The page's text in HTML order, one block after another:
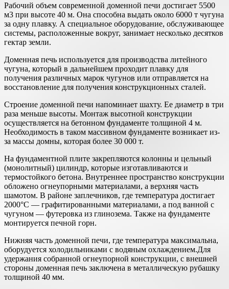
Рабочий объем современной доменной печи достигает 5500
м3 при высоте 40 м. Она способна выдать около 6000 т чугуна
за одну плавку. А специальное оборудование, обслуживающее
системы, расположенные вокруг, занимает несколько десятков
гектар земли.
Доменная печь используется для производства литейного
чугуна, который в дальнейшем проходит плавку для
получения различных марок чугунов или отправляется на
восстановление для получения конструкционных сталей.
Строение доменной печи напоминает шахту. Ее диаметр в три
раза меньше высоты. Монтаж высотной конструкции
осуществляется на бетонном фундаменте толщиной 4 м.
Необходимость в таком массивном фундаменте возникает из-
за массы домны, которая более 30 000 т.
На фундаментной плите закрепляются колонны и цельный
(монолитный) цилиндр, которые изготавливаются и
термостойкого бетона. Внутреннее пространство конструкции
обложено огнеупорными материалами, а верхняя часть
шамотом. В районе заплечников, где температура достигает
2000°С — графитированными материалами, а под ванной с
чугуном — футеровка из глинозема. Также на фундаменте
монтируется печной горн.
Нижняя часть доменной печи, где температура максимальна,
оборудуется холодильниками с водяным охлаждением.Для
удержания собранной огнеупорной конструкции, с внешней
стороны доменная печь заключена в металлическую рубашку
толщиной 40 мм.